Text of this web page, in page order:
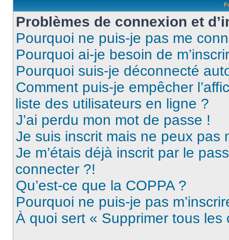
Problèmes de connexion et
Pourquoi ne puis-je pas me
Pourquoi ai-je besoin de
Pourquoi suis-je déconnecté
Comment puis-je empêcher
liste des utilisateurs en ligne ?
J’ai perdu mon mot de passe !
Je suis inscrit mais ne peux pas
Je m’étais déjà inscrit par le
connecter ?!
Qu’est-ce que la COPPA ?
Pourquoi ne puis-je pas
À quoi sert « Supprimer tous les